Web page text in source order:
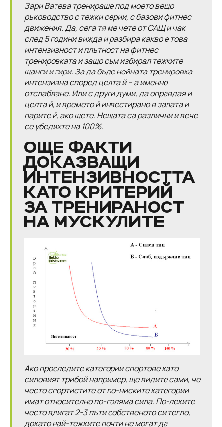
Зари Ватева тренираше под моето вещо
ръководство с тежки серии, с базови фитнес
движения. Да, сега тя ме чете от САЩ и чак
след 5 години вижда и разбира какво е това
интензивност и плътност на фитнес
тренировката и защо съм избирал тежките
щанги и гири. За да бъде нейната тренировка
интензивна според целта й – а именно
отслабване. Или с други думи, да оправдая и
целта й, и времето й инвестирано в залата и
парите й, ако щете. Нещата са различни и вече
се убедихте на 100%.
ОЩЕ ФАКТИ
ДОКАЗВАЩИ
ИНТЕНЗИВНОСТТА
КАТО КРИТЕРИЙ
ЗА ТРЕНИРАНОСТ
НА МУСКУЛИТЕ
Ако проследите категории спортове като
силовият трибой например, ще видите сами, че
често спортистите от по-ниските категории
имат относително по-голяма сила. По-леките
често вдигат 2-3 пъти собственото си тегло,
докато най-тежките почти не могат да